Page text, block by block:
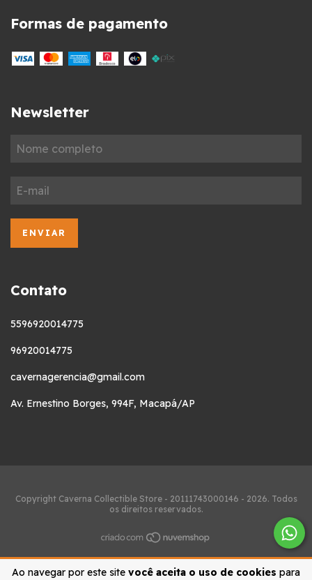
Ao navegar por este site você aceita o uso de cookies para
Formas de pagamento
Newsletter
Contato
5596920014775
96920014775
cavernagerencia@gmail.com
Av. Ernestino Borges, 994F, Macapá/AP
Copyright Caverna Collectible Store - 20111743000146 - 2026. Todos
os direitos reservados.